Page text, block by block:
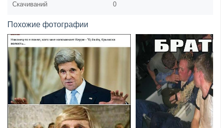
Скачиваний
0
Похожие фотографии